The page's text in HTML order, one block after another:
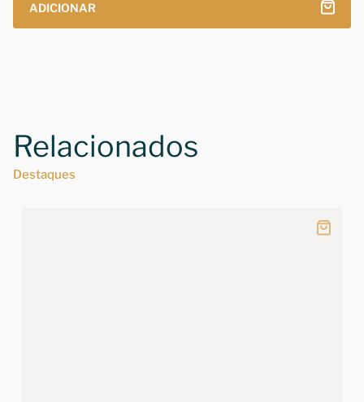
ADICIONAR
Relacionados
Destaques